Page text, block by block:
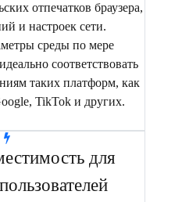
отпечатков браузера,
и настроек сети.
среды по мере
соответствовать
таких платформ, как
TikTok и других.
для